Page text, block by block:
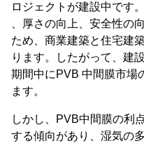
ロジェクトが建設中です
、厚さの向上、安全性の
ため、商業建築と住宅建
ります。したがって、建
期間中にPVB 中間膜市場
ます。
しかし、PVB中間膜の利
する傾向があり、湿気の